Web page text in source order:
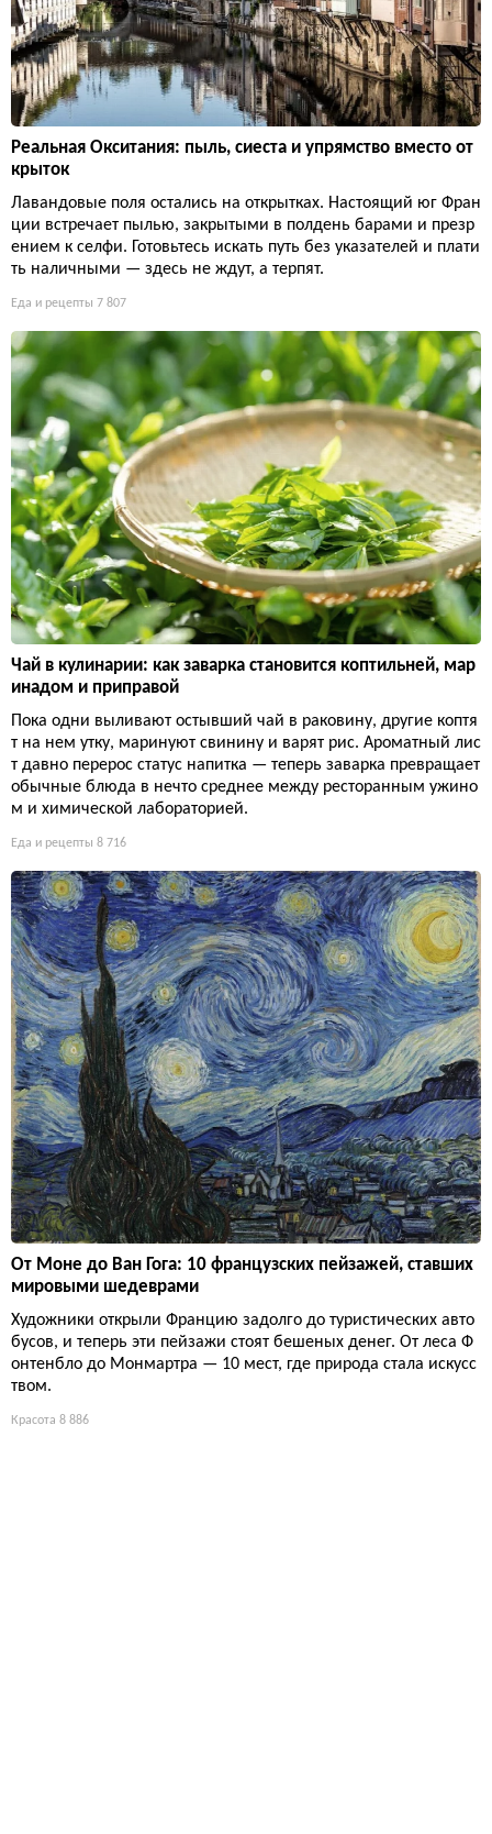
Реальная Окситания: пыль, сиеста и упрямство вместо от
крыток
Лавандовые поля остались на открытках. Настоящий юг Фран
ции встречает пылью, закрытыми в полдень барами и презр
ением к селфи. Готовьтесь искать путь без указателей и плати
ть наличными — здесь не ждут, а терпят.
Еда и рецепты 7 807
Чай в кулинарии: как заварка становится коптильней, мар
инадом и приправой
Пока одни выливают остывший чай в раковину, другие коптя
т на нем утку, маринуют свинину и варят рис. Ароматный лис
т давно перерос статус напитка — теперь заварка превращает
обычные блюда в нечто среднее между ресторанным ужино
м и химической лабораторией.
Еда и рецепты 8 716
От Моне до Ван Гога: 10 французских пейзажей, ставших
мировыми шедеврами
Художники открыли Францию задолго до туристических авто
бусов, и теперь эти пейзажи стоят бешеных денег. От леса Ф
онтенбло до Монмартра — 10 мест, где природа стала искусс
твом.
Красота 8 886